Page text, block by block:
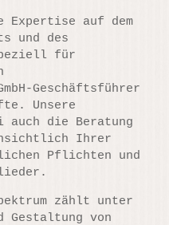
Expertise auf dem
und des
für
Geschäftsführer
Unsere
auch die Beratung
Ihrer
Pflichten und
zählt unter
Gestaltung von